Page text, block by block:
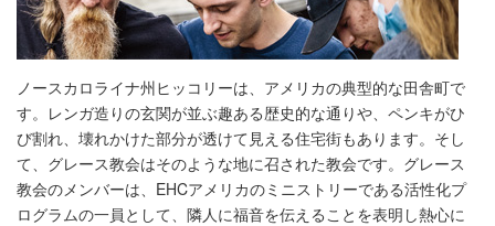
ノースカロライナ州ヒッコリーは、アメリカの典型的な田舎町で
す。レンガ造りの玄関が並ぶ趣ある歴史的な通りや、ペンキがひ
び割れ、壊れかけた部分が透けて見える住宅街もあります。そし
て、グレース教会はそのような地に召された教会です。グレース
教会のメンバーは、EHCアメリカのミニストリーである活性化プ
ログラムの一員として、隣人に福音を伝えることを表明し熱心に